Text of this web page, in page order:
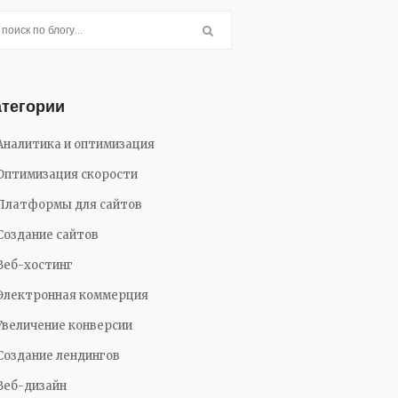
и оптимизация
скорости
для сайтов
сайтов
хостинг
коммерция
конверсии
лендингов
дизайн